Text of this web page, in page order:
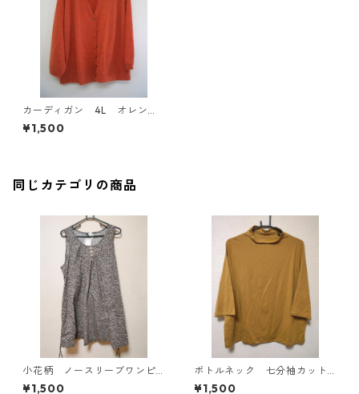
カーディガン 4L オレン
ジ IY-3776
¥1,500
同じカテゴリの商品
小花柄 ノースリーブワンピ
ース ４Ｌ ブラック KAE-
¥1,500
ボトルネック 七分袖カット
ソー ４Ｌ マスタード KA
¥1,500